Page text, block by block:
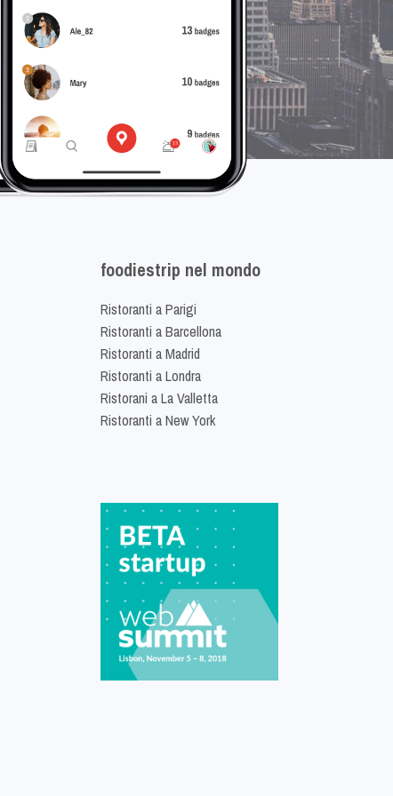
foodiestrip nel mondo
Ristoranti a Parigi
Ristoranti a Barcellona
Ristoranti a Madrid
Ristoranti a Londra
Ristorani a La Valletta
Ristoranti a New York